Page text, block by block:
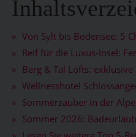
Von Sylt bis Bodensee: 5
Reif für die Luxus-Insel:
Berg & Tal Lofts:
Wellnesshotel
Sommerzauber in der
Sommer 2026: